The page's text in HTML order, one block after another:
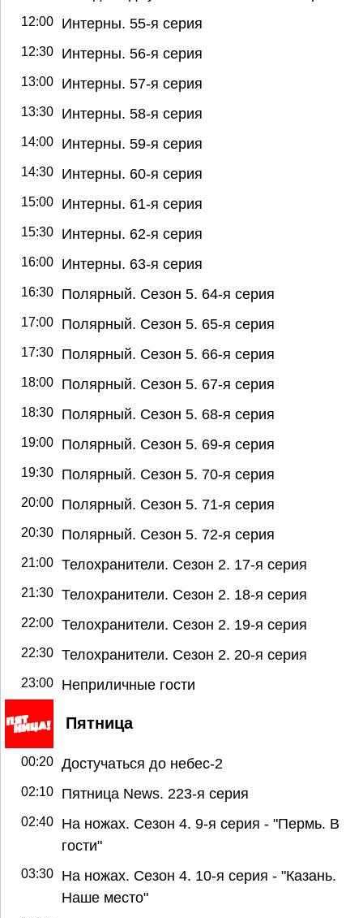
12:00 Интерны. 55-я серия
12:30 Интерны. 56-я серия
13:00 Интерны. 57-я серия
13:30 Интерны. 58-я серия
14:00 Интерны. 59-я серия
14:30 Интерны. 60-я серия
15:00 Интерны. 61-я серия
15:30 Интерны. 62-я серия
16:00 Интерны. 63-я серия
16:30 Полярный. Сезон 5. 64-я серия
17:00 Полярный. Сезон 5. 65-я серия
17:30 Полярный. Сезон 5. 66-я серия
18:00 Полярный. Сезон 5. 67-я серия
18:30 Полярный. Сезон 5. 68-я серия
19:00 Полярный. Сезон 5. 69-я серия
19:30 Полярный. Сезон 5. 70-я серия
20:00 Полярный. Сезон 5. 71-я серия
20:30 Полярный. Сезон 5. 72-я серия
21:00 Телохранители. Сезон 2. 17-я серия
21:30 Телохранители. Сезон 2. 18-я серия
22:00 Телохранители. Сезон 2. 19-я серия
22:30 Телохранители. Сезон 2. 20-я серия
23:00 Неприличные гости
Пятница
00:20 Достучаться до небес-2
02:10 Пятница News. 223-я серия
02:40
На ножах. Сезон 4. 9-я серия - "Пермь. В
гости"
03:30
На ножах. Сезон 4. 10-я серия - "Казань.
Наше место"